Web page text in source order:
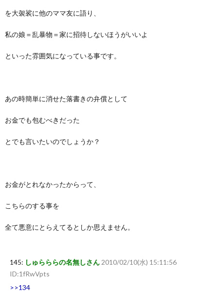
を大袈裟に他のママ友に語り、
私の娘＝乱暴物＝家に招待しないほうがいいよ
といった雰囲気になっている事です。
あの時簡単に消せた落書きの弁償として
お金でも包むべきだった
とでも言いたいのでしょうか？
お金がとれなかったからって、
こちらのする事を
全て悪意にとらえてるとしか思えません。
145: しゅらららの名無しさん 2010/02/10(水) 15:11:56
ID:1fRwVpts
>>134